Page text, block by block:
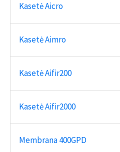
Kasetė Aicro
Kasetė Aimro
Kasetė Aifir200
Kasetė Aifir2000
Membrana 400GPD